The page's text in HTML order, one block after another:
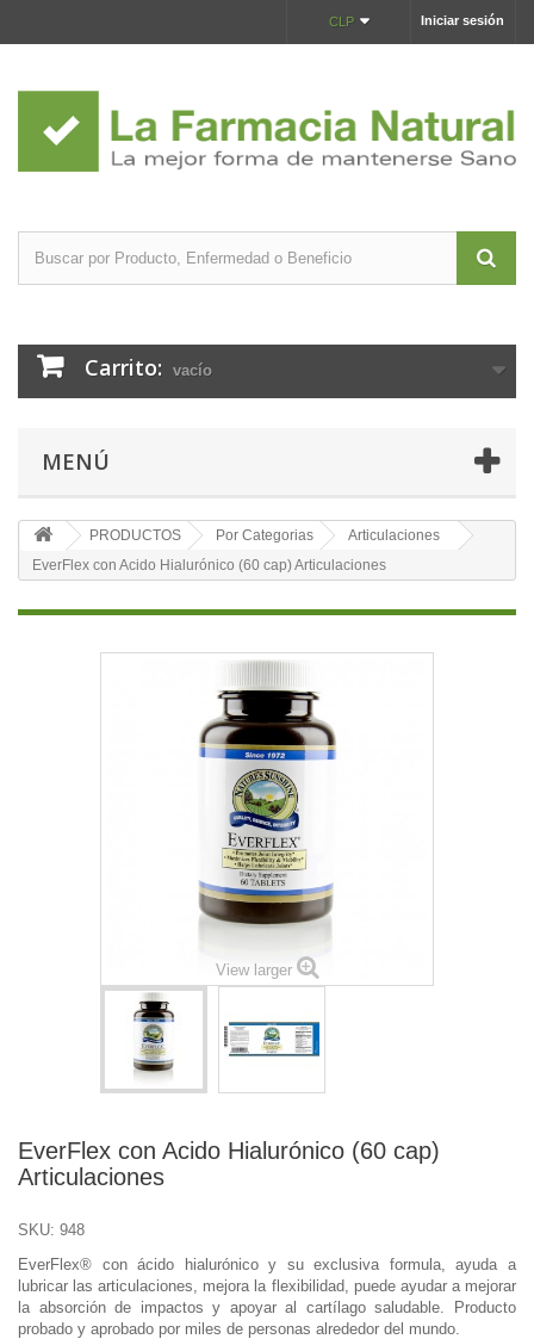
Iniciar sesión
CLP
Carrito: vacío
MENÚ
PRODUCTOS Por Categorias
Articulaciones
EverFlex con Acido Hialurónico (60 cap) Articulaciones
View larger
EverFlex con Acido Hialurónico (60 cap)
Articulaciones
SKU: 948
EverFlex® con ácido hialurónico y su exclusiva formula, ayuda a
lubricar las articulaciones, mejora la flexibilidad, puede ayudar a mejorar
la absorción de impactos y apoyar al cartílago saludable. Producto
probado y aprobado por miles de personas alrededor del mundo.